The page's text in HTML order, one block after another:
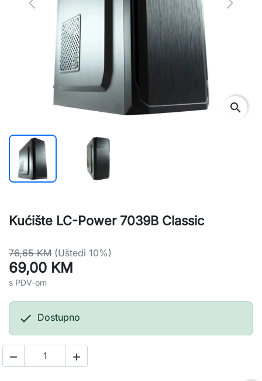
Previous Next
search
Kućište LC-Power 7039B Classic
76,65 KM (Uštedi 10%)
69,00 KM
s PDV-om
 Dostupno
 